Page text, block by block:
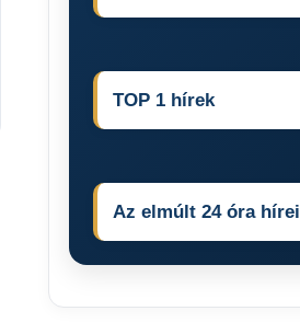
TOP 1 hírek
Az elmúlt 24 óra hírei